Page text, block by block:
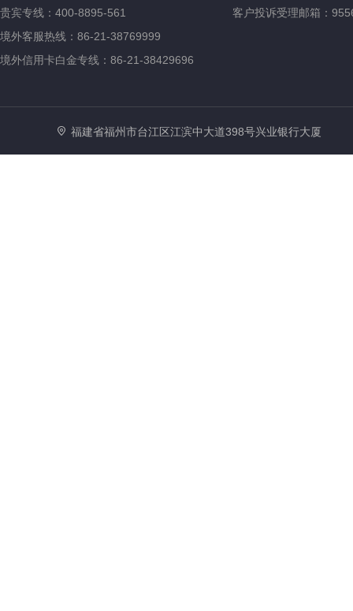
贵宾专线：400-8895-561
境外客服热线：86-21-38769999
境外信用卡白金专线：86-21-38429696
客户投诉受理邮箱：
福建省福州市台江区江滨中大道398号兴业银行大厦